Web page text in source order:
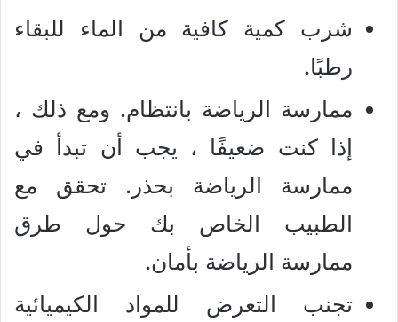
شرب كمية كافية من الماء للبقاء
رطبًا.
ممارسة الرياضة بانتظام. ومع ذلك ،
إذا كنت ضعيفًا ، يجب أن تبدأ في
ممارسة الرياضة بحذر. تحقق مع
الطبيب الخاص بك حول طرق
ممارسة الرياضة بأمان.
تجنب التعرض للمواد الكيميائية